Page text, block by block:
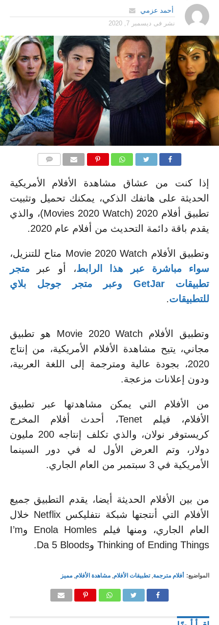
أحمد عزمي
نشر فى ديسمبر 7, 2020
إذا كنت من عشاق مشاهدة الأفلام الأمريكية
الحديثة على هاتفك الذكي، يمكنك تحميل وتثبيت
تطبيق أفلام 2020 (Movies 2020 Watch)، والذي
يقدم باقة دائمة التحديث من أفلام عام 2020.
وتطبيق الأفلام Movie 2020 Watch متاح للتنزيل،
سواء مباشرة عبر هذا الرابط، أو عبر متجر
تطبيقات GetJar
وعبر متجر جوجل بلاي
للتطبيقات.
وتطبيق الأفلام Movie 2020 Watch هو تطبيق
مجاني، يتيح مشاهدة الأفلام الأمريكية، من إنتاج
2020، بجودة عالية ومترجمة إلى اللغة العربية،
ودون إعلانات مزعجة.
من الأفلام التي يمكن مشاهدتها عبر تطبيق
الأفلام، فيلم Tenet، أحدث أفلام المخرج
كريستوفر نولان، والذي تكلف إنتاجه 200 مليون
دولار، وتم العرض الأول له في دور السينما
الأمريكية في 3 سبتمبر من العام الجاري.
من بين الأفلام الحديثة أيضا، يقدم التطبيق جميع
الأفلام التي أنتجتها شبكة نتفليكس Netflix خلال
العام الجاري، ومنها فيلم Enola Homles وI’m
Thinking of Ending Things وDa 5 Bloods.
المواضيع: أفلام مترجمة ,تطبيقات الأفلام مشاهدة الأفلام مميز